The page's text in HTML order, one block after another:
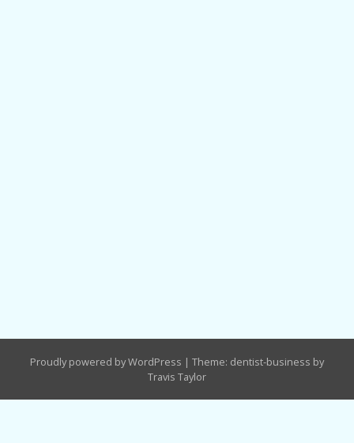
Proudly powered by WordPress | Theme: dentist-business by
Travis Taylor